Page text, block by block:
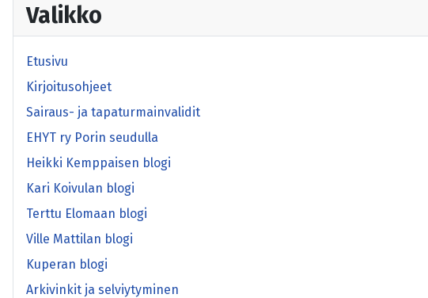
Valikko
Etusivu
Kirjoitusohjeet
Sairaus- ja tapaturmainvalidit
EHYT ry Porin seudulla
Heikki Kemppaisen blogi
Kari Koivulan blogi
Terttu Elomaan blogi
Ville Mattilan blogi
Kuperan blogi
Arkivinkit ja selviytyminen